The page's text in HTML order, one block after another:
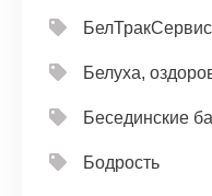
БелТракСервис
Белуха,
Бесединские
Бодрость